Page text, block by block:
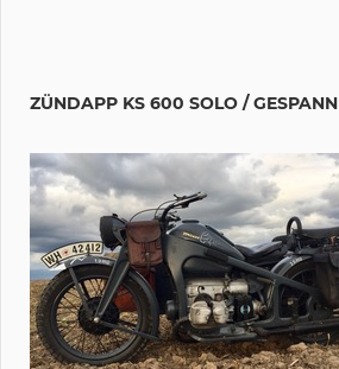
ZÜNDAPP KS 600 SOLO / GESPANN